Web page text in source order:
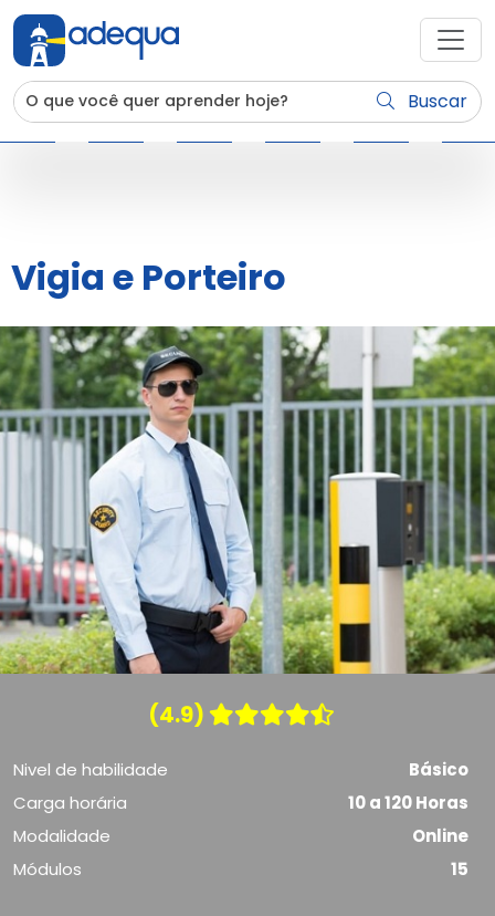
Buscar
Vigia e Porteiro
(4.9)
Nivel de habilidade
Básico
Carga horária
10 a 120 Horas
Modalidade
Online
Módulos
15